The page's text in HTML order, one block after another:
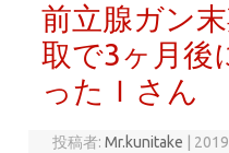
前立腺ガン
取で3ヶ月後
ったＩさん
投稿者:Mr.kunitake